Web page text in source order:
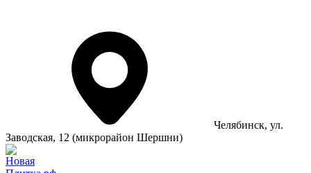
Челябинск, ул.
Заводская, 12 (микрорайон Шершни)